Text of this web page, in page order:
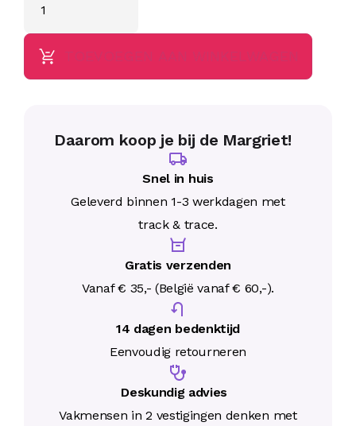
Daarom koop je bij de Margriet!
Snel in huis
Geleverd binnen 1-3 werkdagen met
track & trace.
Gratis verzenden
Vanaf € 35,- (België vanaf € 60,-).
14 dagen bedenktijd
Eenvoudig retourneren
Deskundig advies
Vakmensen in 2 vestigingen denken met